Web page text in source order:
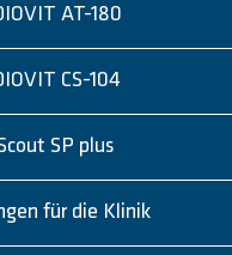
AT-180
CS-104
SP plus
für die Klinik